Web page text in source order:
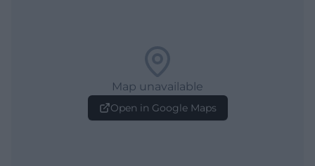
Map unavailable
Open in Google Maps